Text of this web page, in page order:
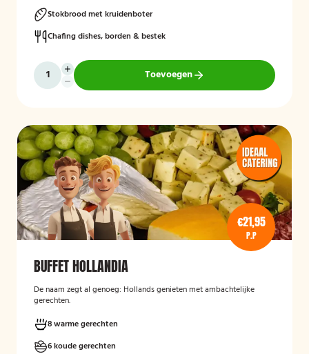
Stokbrood met kruidenboter
Chafing dishes, borden & bestek
Toevoegen
€21,95
P.P
BUFFET HOLLANDIA
De naam zegt al genoeg: Hollands genieten met ambachtelijke
gerechten.
8 warme gerechten
6 koude gerechten